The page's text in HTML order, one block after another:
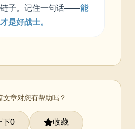
链子。记住一句话——能
是好战士。
文章对您有帮助吗？
下0 收藏